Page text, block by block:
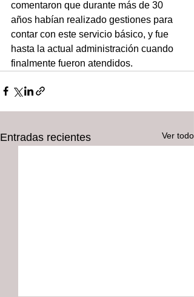
comentaron que durante más de 30
años habían realizado gestiones para
contar con este servicio básico, y fue
hasta la actual administración cuando
finalmente fueron atendidos.
Entradas recientes Ver todo